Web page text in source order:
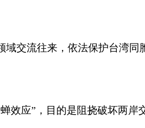
交流往来，依法保护台湾同
应”，目的是阻挠破坏两岸